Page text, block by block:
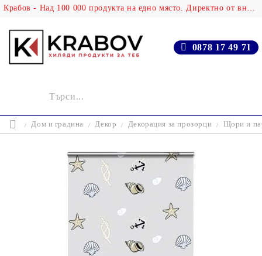
Крабов - Над 100 000 продукта на едно място. Директно от вносителя!
0878 17 49 71
Дом и градина Декор Декорация за прозорци Щори и